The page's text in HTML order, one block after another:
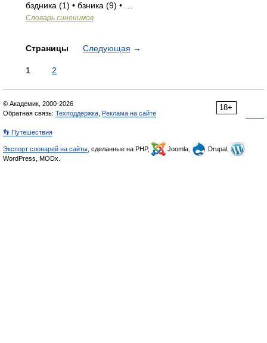
бздника (1) • бзника (9) • …
Словарь синонимов
Страницы Следующая →
1 2
18+
© Академик, 2000-2026
Обратная связь: Техподдержка Реклама на сайте
👣 Путешествия
Экспорт словарей на сайты , сделанные на PHP, Joomla,
Drupal,
WordPress, MODx.